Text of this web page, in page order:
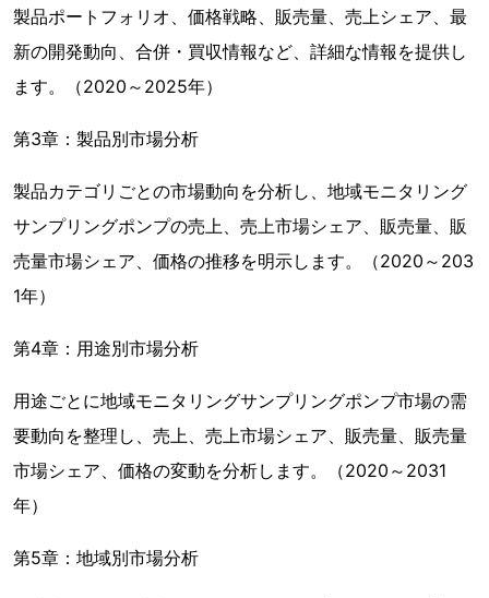
製品ポートフォリオ、価格戦略、販売量、売上シェア、最
新の開発動向、合併・買収情報など、詳細な情報を提供し
ます。（2020～2025年）
第3章：製品別市場分析
製品カテゴリごとの市場動向を分析し、地域モニタリング
サンプリングポンプの売上、売上市場シェア、販売量、販
売量市場シェア、価格の推移を明示します。（2020～203
1年）
第4章：用途別市場分析
用途ごとに地域モニタリングサンプリングポンプ市場の需
要動向を整理し、売上、売上市場シェア、販売量、販売量
市場シェア、価格の変動を分析します。（2020～2031
年）
第5章：地域別市場分析